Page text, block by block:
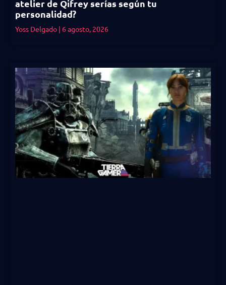
atelier de Qifrey serías según tu
personalidad?
Yoss Delgado 6 agosto, 2026